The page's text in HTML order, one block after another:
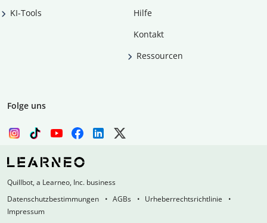
KI-Tools
Hilfe
Kontakt
Ressourcen
Folge uns
Quillbot, a Learneo, Inc. business
Datenschutzbestimmungen
AGBs
Urheberrechtsrichtlinie
Impressum